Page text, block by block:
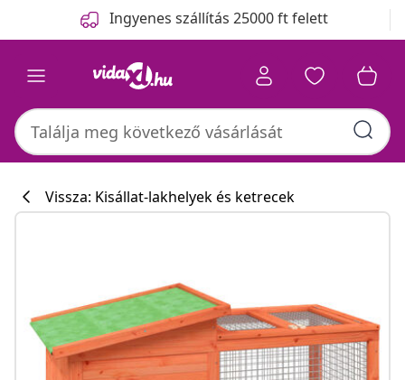
Ingyenes szállítás 25000 ft felett
Vissza: Kisállat-lakhelyek és ketrecek